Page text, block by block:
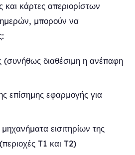
κάρτες απεριορίστων
μπορούν να
(συνήθως διαθέσιμη η ανέπαφη
επίσημης εφαρμογής για
εισιτηρίων της
T1 και T2)